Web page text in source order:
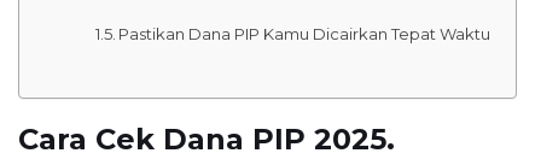
Pastikan Dana PIP Kamu Dicairkan Tepat Waktu
Cara Cek Dana PIP 2025.